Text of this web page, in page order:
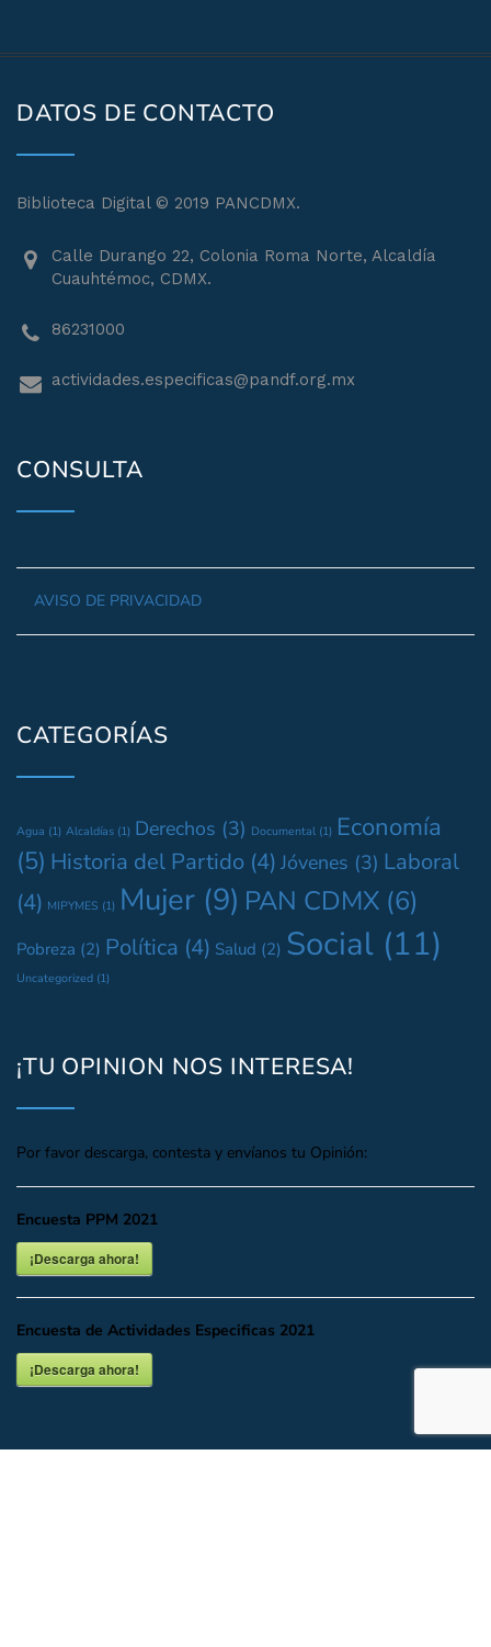
DATOS DE CONTACTO
Biblioteca Digital © 2019 PANCDMX.
Calle Durango 22, Colonia Roma Norte, Alcaldía
Cuauhtémoc, CDMX.
86231000
actividades.especificas@pandf.org.mx
CONSULTA
AVISO DE PRIVACIDAD
CATEGORÍAS
Agua (1) Alcaldías (1) Derechos (3) Documental (1) Economía
(5) Historia del Partido (4) Jóvenes (3) Laboral
(4) MIPYMES (1) Mujer (9) PAN CDMX (6)
Pobreza (2) Política (4) Salud (2) Social (11)
Uncategorized (1)
¡TU OPINION NOS INTERESA!
Por favor descarga, contesta y envíanos tu Opinión:
Encuesta PPM 2021
¡Descarga ahora!
Encuesta de Actividades Especificas 2021
¡Descarga ahora!